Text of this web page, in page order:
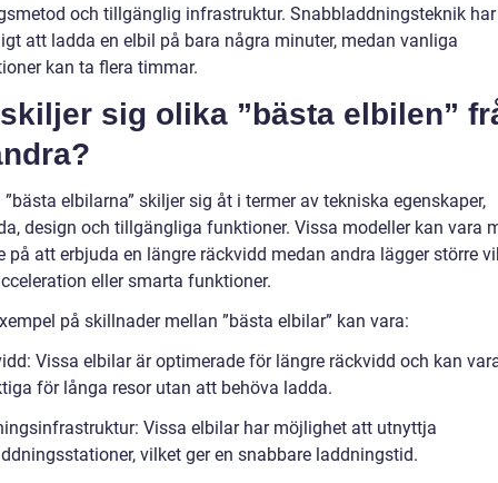
och tillgänglig infrastruktur. Snabbladdningsteknik
att ladda en elbil på bara några minuter, medan vanliga
kan ta flera timmar.
sig olika ”bästa elbilen”
”bästa elbilarna” skiljer sig åt i termer av tekniska egenskaper,
design och tillgängliga funktioner. Vissa modeller kan vara
på att erbjuda en längre räckvidd medan andra lägger större
eller smarta funktioner.
på skillnader mellan ”bästa elbilar” kan vara:
Vissa elbilar är optimerade för längre räckvidd och kan
för långa resor utan att behöva ladda.
Vissa elbilar har möjlighet att utnyttja
vilket ger en snabbare laddningstid.